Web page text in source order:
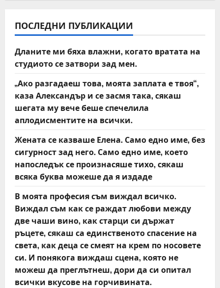
v
i
g
a
t
i
o
n
ПОСЛЕДНИ ПУБЛИКАЦИИ
Дланите ми бяха влажни, когато вратата на
студиото се затвори зад мен.
„Ако разгадаеш това, моята заплата е твоя“,
каза Александър и се засмя така, сякаш
шегата му вече беше спечелила
аплодисментите на всички.
Жената се казваше Елена. Само едно име, без
сигурност зад него. Само едно име, което
напоследък се произнасяше тихо, сякаш
всяка буква можеше да я издаде
В моята професия съм виждал всичко.
Виждал съм как се раждат любови между
две чаши вино, как старци си държат
ръцете, сякаш са единственото спасение на
света, как деца се смеят на крем по носовете
си. И понякога виждаш сцена, която не
можеш да преглътнеш, дори да си опитал
всички вкусове на горчивината.